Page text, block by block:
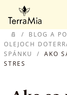
obsah
DOMOV
/ BLOG A
OLEJOCH
SPÁNKU
/
AKO
STRES